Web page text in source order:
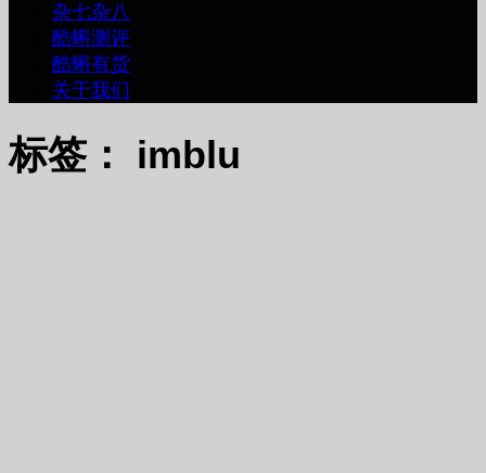
杂七杂八
酷蝌测评
酷蝌有货
关于我们
标签： imblu